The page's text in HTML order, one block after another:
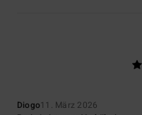
Diogo11. März 2026